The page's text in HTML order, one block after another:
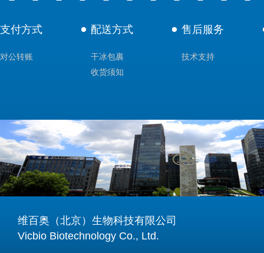
支付方式
对公转账
配送方式
干冰包裹
收货须知
售后服务
技术支持
维百奥（北京）生物科技有限公司
Vicbio Biotechnology Co., Ltd.